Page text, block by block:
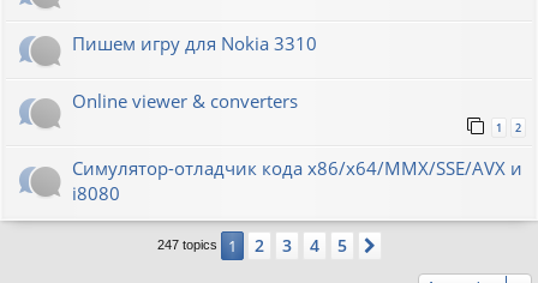
Пишем игру для Nokia 3310
Online viewer & converters
1 2
Симулятор-отладчик кода x86/x64/MMX/SSE/AVX и
i8080
247 topics 1 2 3 4 5